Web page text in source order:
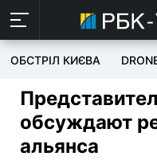
ОБСТРІЛ КИЄВА
обсуждают
альянса